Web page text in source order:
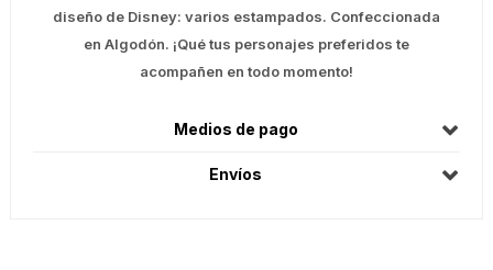
diseño de Disney: varios estampados. Confeccionada
en Algodón. ¡Qué tus personajes preferidos te
acompañen en todo momento!
Medios de pago
Envíos